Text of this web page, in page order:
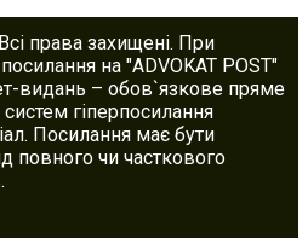
права захищені. При
на "ADVOKAT POST"
видань – обов`язкове пряме
гіперпосилання
Посилання має бути
повного чи часткового